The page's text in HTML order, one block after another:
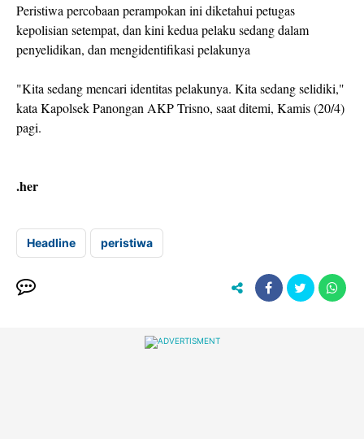
Peristiwa percobaan perampokan ini diketahui petugas
kepolisian setempat, dan kini kedua pelaku sedang dalam
penyelidikan, dan mengidentifikasi pelakunya
"Kita sedang mencari identitas pelakunya. Kita sedang selidiki,"
kata Kapolsek Panongan AKP Trisno, saat ditemi, Kamis (20/4)
pagi.
.her
Headline peristiwa